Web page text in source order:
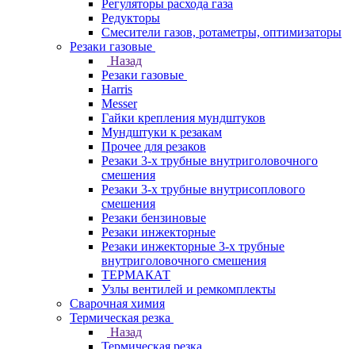
Регуляторы расхода газа
Редукторы
Смесители газов, ротаметры, оптимизаторы
Резаки газовые
Назад
Резаки газовые
Harris
Messer
Гайки крепления мундштуков
Мундштуки к резакам
Прочее для резаков
Резаки 3-х трубные внутриголовочного
смешения
Резаки 3-х трубные внутрисоплового
смешения
Резаки бензиновые
Резаки инжекторные
Резаки инжекторные 3-х трубные
внутриголовочного смешения
ТЕРМАКАТ
Узлы вентилей и ремкомплекты
Сварочная химия
Термическая резка
Назад
Термическая резка